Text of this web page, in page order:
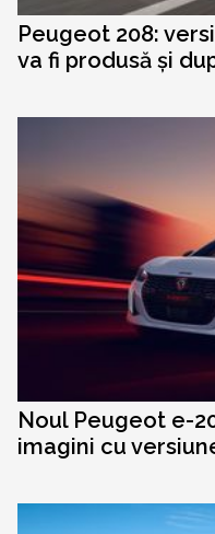
Peugeot 208:
va fi produsă și
Noul Peugeot e-
imagini cu